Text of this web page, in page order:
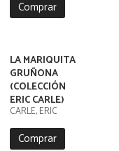
Comprar
LA MARIQUITA
GRUÑONA
(COLECCIÓN
ERIC CARLE)
CARLE, ERIC
Comprar